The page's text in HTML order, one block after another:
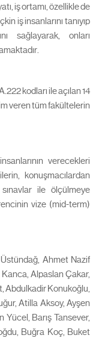
iş ortamı, özellikle de
iş insanlarını tanıyıp
sağlayarak, onları
kodları ile açılan 14
veren tüm fakültelerin
verecekleri
konuşmacılardan
ile ölçülmeye
vize (mid-term)
Ahmet Nazif
Alpaslan Çakar,
Abdulkadir Konukoğlu,
Atilla Aksoy, Ayşen
Barış Tansever,
Buğra Koç, Buket